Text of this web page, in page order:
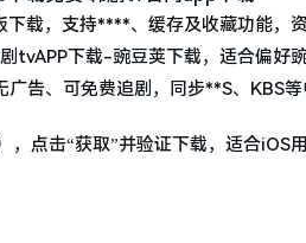
载，支持****、缓存及收藏功能，
tvAPP下载-豌豆荚下载，适合偏好
告、可免费追剧，同步**S、KBS
点击“获取”并验证下载，适合iOS用